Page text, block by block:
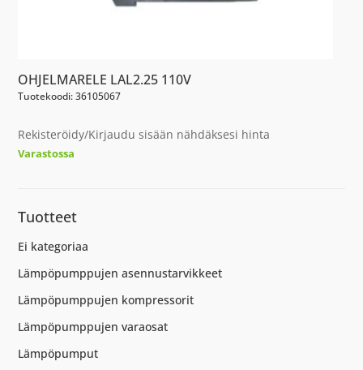
OHJELMARELE LAL2.25 110V
Tuotekoodi: 36105067
Rekisteröidy/Kirjaudu sisään nähdäksesi hinta
Varastossa
Tuotteet
Ei kategoriaa
Lämpöpumppujen asennustarvikkeet
Lämpöpumppujen kompressorit
Lämpöpumppujen varaosat
Lämpöpumput